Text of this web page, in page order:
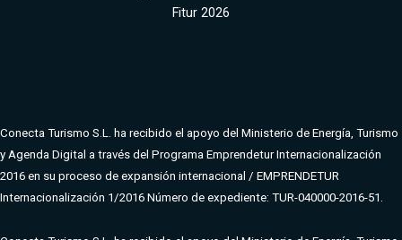
Fitur 2026
Conecta Turismo S.L. ha recibido el apoyo del Ministerio de Energía, Turismo
y Agenda Digital a través del Programa Emprendetur Internacionalización
2016 en su proceso de expansión internacional / EMPRENDETUR
Internacionalización 1/2016 Número de expediente: TUR-040000-2016-51.